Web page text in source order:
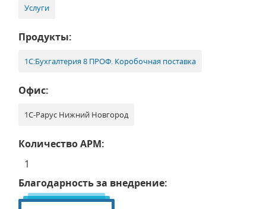
Услуги
Продукты:
1С:Бухгалтерия 8 ПРОФ. Коробочная поставка
Офис:
1С-Рарус Нижний Новгород
Количество АРМ:
1
Благодарность за внедрение: